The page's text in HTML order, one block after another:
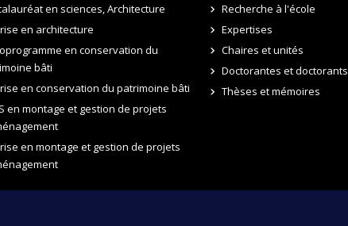
en sciences, Architecture
en architecture
en conservation du
bâti
en conservation du patrimoine bâti
en montage et gestion de projets
en montage et gestion de projets
Recherche à l'école
Expertises
Chaires et unités
Doctorantes et doctorants
Thèses et mémoires